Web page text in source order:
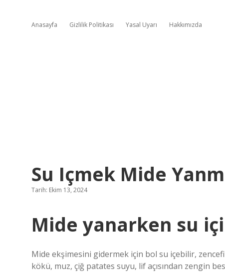
Anasayfa Gizlilik Politikası Yasal Uyarı Hakkımızda
Su Içmek Mide
Tarih: Ekim 13, 2024
Mide yanarken su
Mide ekşimesini gidermek için bol su içebilir,
kökü, muz, çiğ patates suyu, lif açısından zengin